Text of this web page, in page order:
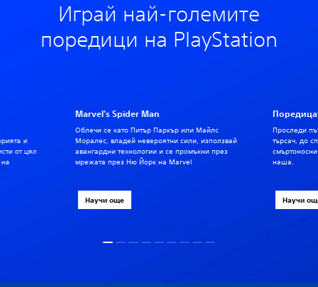
Играй най-големите
поредици на PlayStation
Marvel's Spider Man
Облечи се като Питър Паркър или Майлс
Моралес, владей невероятни сили, използвай
авангардни технологии и се промъкни през
мрежата през Ню Йорк на Marvel
Научи още
Проследи
търсач, до
наша.
Научи
и
от цял